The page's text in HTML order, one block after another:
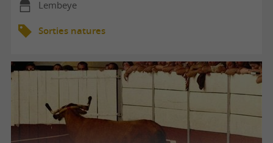
Lembeye
Sorties natures